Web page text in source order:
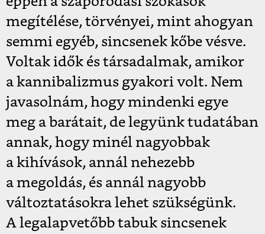
megítélése, törvényei, mint ahogyan
semmi egyéb, sincsenek kőbe vésve.
Voltak idők és társadalmak, amikor
a kannibalizmus gyakori volt. Nem
javasolnám, hogy mindenki egye
meg a barátait, de legyünk tudatában
annak, hogy minél nagyobbak
a kihívások, annál nehezebb
a megoldás, és annál nagyobb
változtatásokra lehet szükségünk.
A legalapvetőbb tabuk sincsenek